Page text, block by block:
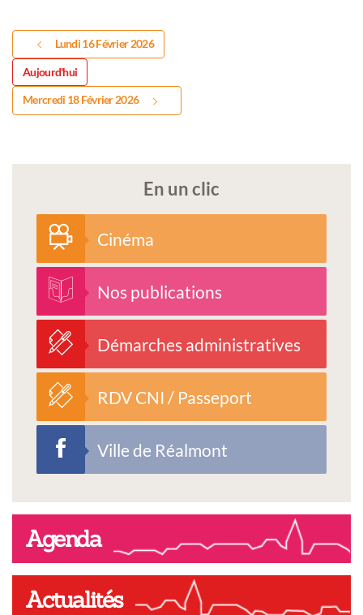
Lundi 16 Février 2026
Aujourd'hui
Mercredi 18 Février 2026
En un clic
Cinéma
Nos publications
Démarches administratives
RDV CNI / Passeport
Ville de Réalmont
Agenda
Actualités